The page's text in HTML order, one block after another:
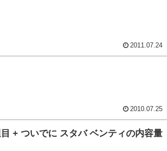
2011.07.24
2010.07.25
+ ついでに スタバ ベンティの内容量